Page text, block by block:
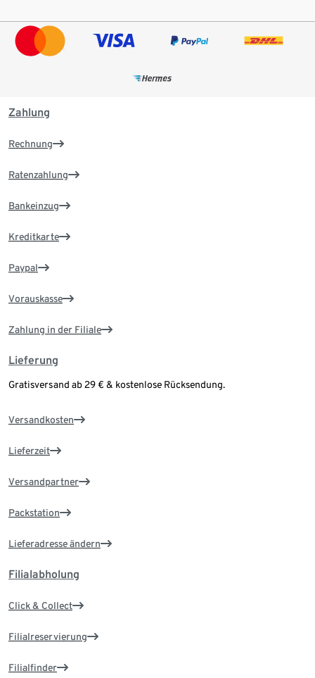
Zahlung
Rechnung
Ratenzahlung
Bankeinzug
Kreditkarte
Paypal
Vorauskasse
Zahlung in der Filiale
Lieferung
Gratisversand ab 29 € & kostenlose Rücksendung.
Versandkosten
Lieferzeit
Versandpartner
Packstation
Lieferadresse ändern
Filialabholung
Click & Collect
Filialreservierung
Filialfinder